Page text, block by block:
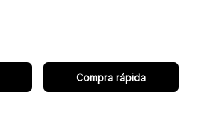
Compra rápida